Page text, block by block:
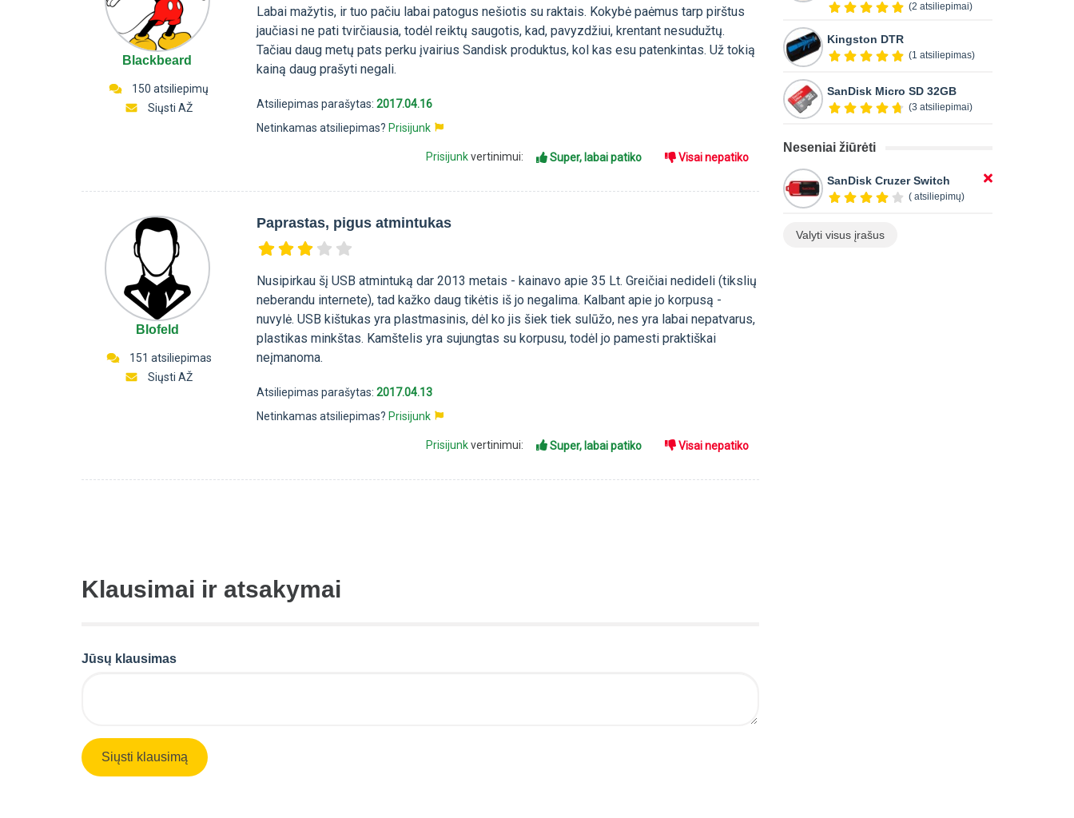
Blackbeard
150 atsiliepimų
Siųsti AŽ
Labai mažytis, ir tuo pačiu labai patogus nešiotis su raktais. Kokybė paėmus tarp pirštus
jaučiasi ne pati tvirčiausia, todėl reiktų saugotis, kad, pavyzdžiui, krentant nesudužtų.
Tačiau daug metų pats perku įvairius Sandisk produktus, kol kas esu patenkintas. Už tokią
kainą daug prašyti negali.
Atsiliepimas parašytas:2017.04.16
Netinkamas atsiliepimas? Prisijunk
Prisijunkvertinimui: Super, labai patiko Visai nepatiko
Blofeld
151 atsiliepimas
Siųsti AŽ
Paprastas, pigus atmintukas
Nusipirkau šį USB atmintuką dar 2013 metais - kainavo apie 35 Lt. Greičiai nedideli (tikslių
neberandu internete), tad kažko daug tikėtis iš jo negalima. Kalbant apie jo korpusą -
nuvylė. USB kištukas yra plastmasinis, dėl ko jis šiek tiek sulūžo, nes yra labai nepatvarus,
plastikas minkštas. Kamštelis yra sujungtas su korpusu, todėl jo pamesti praktiškai
neįmanoma.
Atsiliepimas parašytas:2017.04.13
Netinkamas atsiliepimas?Prisijunk
Prisijunkvertinimui: Super, labai patiko Visai nepatiko
Klausimai ir atsakymai
Jūsų klausimas
(2 atsiliepimai)
Kingston DTR
(1 atsiliepimas)
SanDisk Micro SD 32GB
(3 atsiliepimai)
Neseniai žiūrėti
SanDisk Cruzer Switch
( atsiliepimų)
Valyti visus įrašus